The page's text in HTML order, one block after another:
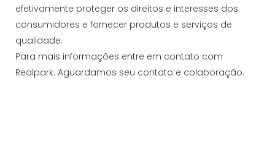
efetivamente proteger os direitos e interesses dos
consumidores e fornecer produtos e serviços de
qualidade.
Para mais informações entre em contato com
Realpark. Aguardamos seu contato e colaboração.